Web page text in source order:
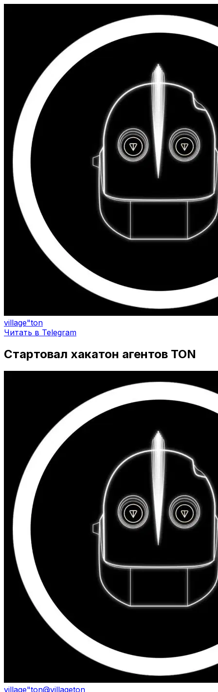
village"ton
Читать в Telegram
Стартовал хакатон агентов TON
village"ton@villageton